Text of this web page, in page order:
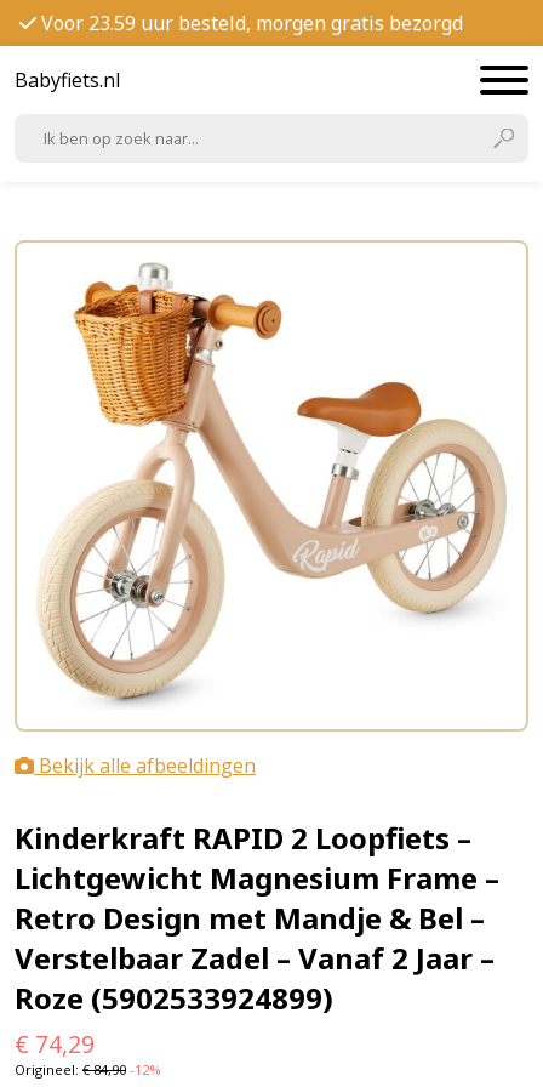
Voor 23.59 uur besteld, morgen gratis bezorgd
Babyfiets.nl
Bekijk alle afbeeldingen
Kinderkraft RAPID 2 Loopfiets –
Lichtgewicht Magnesium Frame –
Retro Design met Mandje & Bel –
Verstelbaar Zadel – Vanaf 2 Jaar –
Roze (5902533924899)
€ 74,29
Origineel: €84,90 -12%